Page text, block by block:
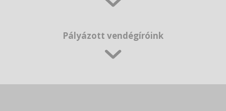
Pályázott vendégíróink